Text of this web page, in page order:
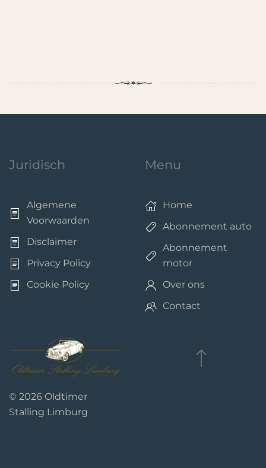
© 2026 Oldtimer
Stalling Limburg
Juridisch
Algemene
Voorwaarden
Disclaimer
Privacy Policy
Cookie Policy
Menu
Home
Abonnement auto
Abonnement
motor
Over ons
Contact